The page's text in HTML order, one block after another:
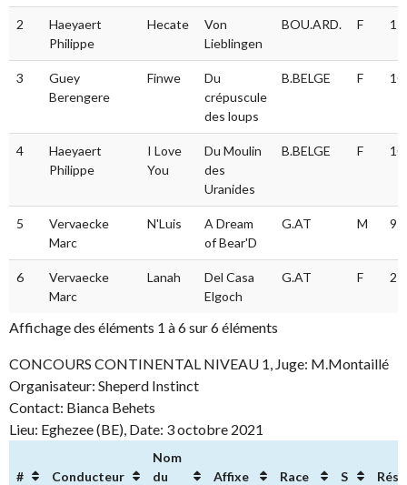
2
Haeyaert
Philippe
Hecate
Von
Lieblingen
BOU.ARD. F
3
Guey
Berengere
Finwe
Du
crépuscule
des loups
B.BELGE F
4
Haeyaert
Philippe
I Love
You
Du Moulin
des
Uranides
B.BELGE F
5
Vervaecke
Marc
N'Luis
A Dream
of Bear'D
G.AT M
6
Vervaecke
Marc
Lanah
Del Casa
Elgoch
G.AT F
Affichage des éléments 1 à 6 sur 6 éléments
CONCOURS CONTINENTAL NIVEAU 1, Juge: M.Montaillé
Organisateur: Sheperd Instinct
Contact: Bianca Behets
Lieu: Eghezee (BE), Date: 3 octobre 2021
# Conducteur
Nom
du
Affixe Race S